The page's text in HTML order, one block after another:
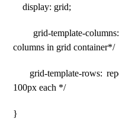
display: grid;
grid-template-
columns in grid container*/
grid-template-rows:
100px each */
}